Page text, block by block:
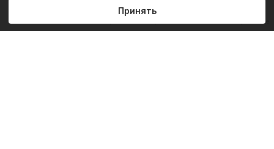
Сравнение
Принять